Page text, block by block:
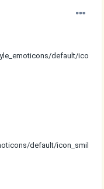
default/ico
default/icon_smil